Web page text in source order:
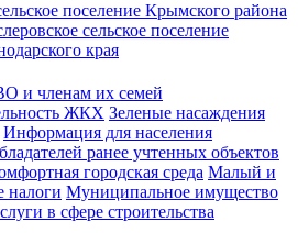
поселение Крымского района
сельское поселение
края
и членам их семей
ЖКХ Зеленые насаждения
Информация для населения
ранее учтенных объектов
городская среда Малый и
налоги Муниципальное имущество
в сфере строительства